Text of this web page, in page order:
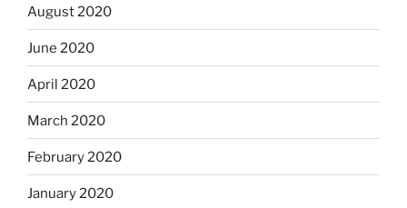
August 2020
June 2020
April 2020
March 2020
February 2020
January 2020